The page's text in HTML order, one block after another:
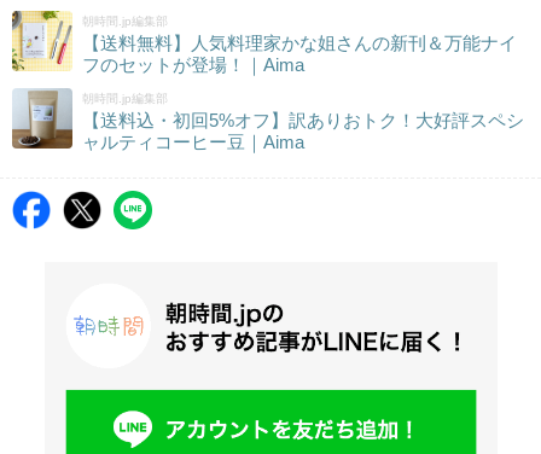
朝時間.jp編集部
【送料無料】人気料理家かな姐さんの新刊＆万能ナイ
フのセットが登場！｜Aima
朝時間.jp編集部
【送料込・初回5%オフ】訳ありおトク！大好評スペシ
ャルティコーヒー豆｜Aima